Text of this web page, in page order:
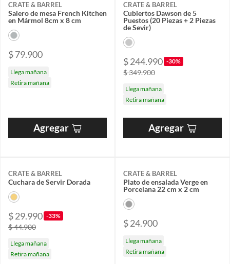
CRATE & BARREL
Salero de mesa French Kitchen
en Mármol 8cm x 8 cm
$ 79.900
Llega mañana
Retira mañana
Agregar
CRATE & BARREL
Cubiertos Dawson de 5
Puestos (20 Piezas + 2 Piezas
de Sevir)
$ 244.990 -30%
$ 349.900
Llega mañana
Retira mañana
Agregar
CRATE & BARREL
Cuchara de Servir Dorada
$ 29.990 -33%
$ 44.900
Llega mañana
Retira mañana
CRATE & BARREL
Plato de ensalada Verge en
Porcelana 22 cm x 2 cm
$ 24.900
Llega mañana
Retira mañana